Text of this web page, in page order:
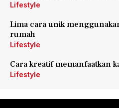
Lifestyle
Lima cara unik
rumah
Lifestyle
Cara kreatif memanfaatkan
Lifestyle